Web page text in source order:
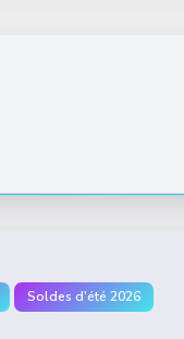
Soldes d'été 2026